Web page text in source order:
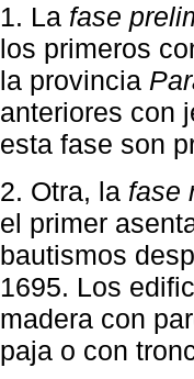
1. La fase
los primeros
la provincia
anteriores con
esta fase son
2. Otra, la fase
el primer
bautismos
1695. Los
madera con
paja o con